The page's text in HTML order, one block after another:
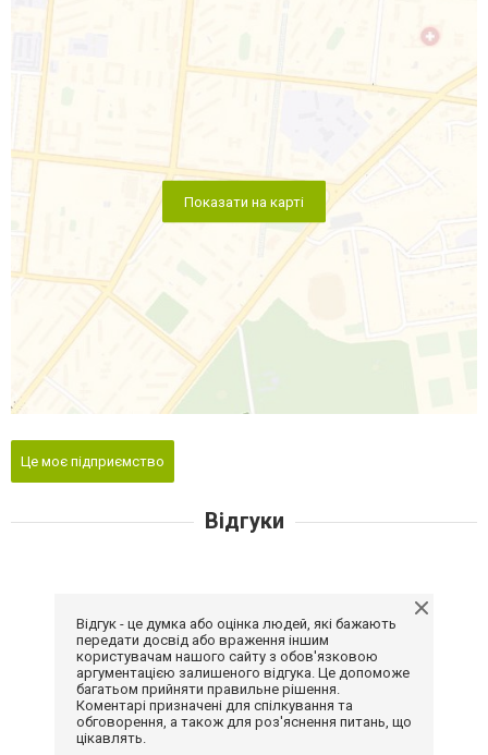
Показати на карті
Це моє підприємство
Відгуки
Відгук - це думка або оцінка людей, які бажають
передати досвід або враження іншим
користувачам нашого сайту з обов'язковою
аргументацією залишеного відгука. Це допоможе
багатьом прийняти правильне рішення.
Коментарі призначені для спілкування та
обговорення, а також для роз'яснення питань, що
цікавлять.